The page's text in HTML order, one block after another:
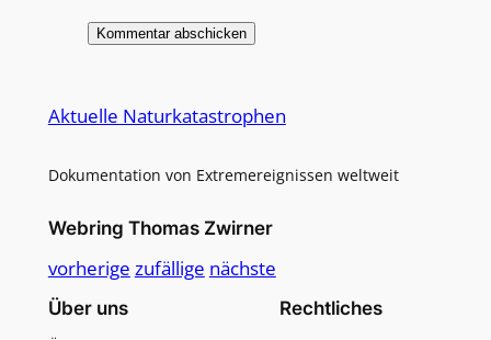
Aktuelle Naturkatastrophen
Dokumentation von Extremereignissen weltweit
Webring Thomas Zwirner
vorherige zufällige nächste
Über uns Rechtliches